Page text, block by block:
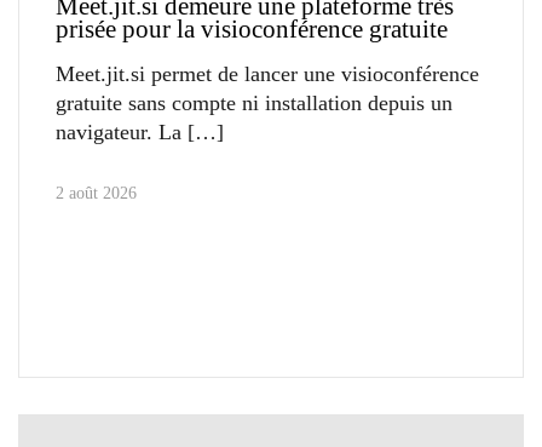
prisée pour la visioconférence gratuite
Meet.jit.si permet de lancer une visioconférence
gratuite sans compte ni installation depuis un
navigateur. La
2 août 2026